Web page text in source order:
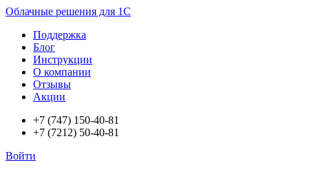
Облачные решения для 1С
Поддержка
Блог
Инструкции
О компании
Отзывы
Акции
+7 (747) 150-40-81
+7 (7212) 50-40-81
Войти